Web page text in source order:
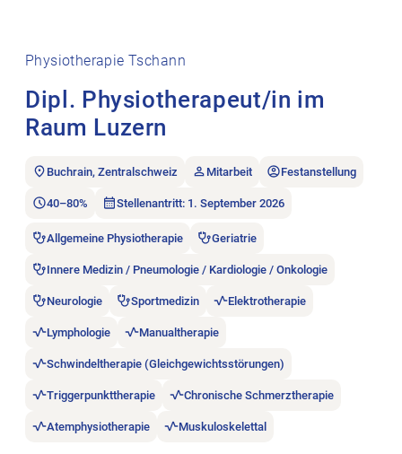
Physiotherapie Tschann
Dipl. Physiotherapeut/in im
Raum Luzern
Buchrain, Zentralschweiz Mitarbeit Festanstellung
40–80% Stellenantritt: 1. September 2026
Allgemeine Physiotherapie Geriatrie
Innere Medizin / Pneumologie / Kardiologie / Onkologie
Neurologie Sportmedizin Elektrotherapie
Lymphologie Manualtherapie
Schwindeltherapie (Gleichgewichtsstörungen)
Triggerpunkttherapie Chronische Schmerztherapie
Atemphysiotherapie Muskuloskelettal